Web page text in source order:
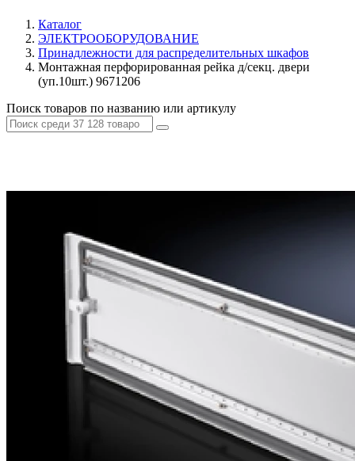
Каталог
ЭЛЕКТРООБОРУДОВАНИЕ
Принадлежности для распределительных шкафов
Монтажная перфорированная рейка д/секц. двери
(уп.10шт.) 9671206
Поиск товаров по названию или артикулу